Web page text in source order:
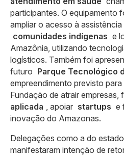
participantes. O equipamento
ampliar o acesso à assistência
comunidades indígenas e
Amazônia, utilizando
logísticos. Também foi
futuro Parque Tecnológico
empreendimento previsto
Fundação de atrair empresas,
aplicada , apoiar startups e
inovação do Amazonas.
Delegações como a do
manifestaram intenção de